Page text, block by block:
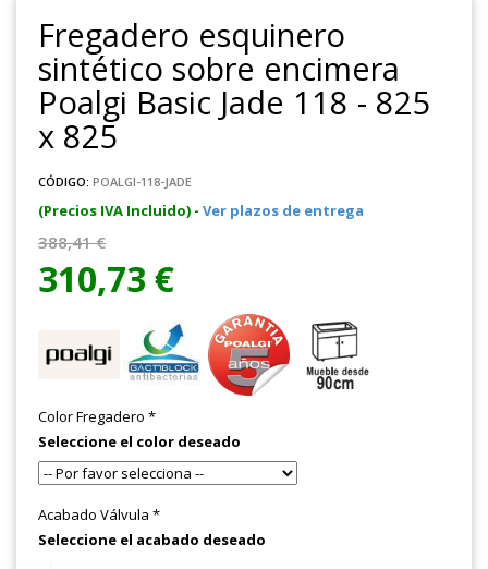
Fregadero esquinero
sintético sobre encimera
Poalgi Basic Jade 118 - 825
x 825
CÓDIGO: POALGI-118-JADE
(Precios IVA Incluido) - Ver plazos de entrega
388,41 €
310,73 €
Color Fregadero *
Seleccione el color deseado
Acabado Válvula *
Seleccione el acabado deseado